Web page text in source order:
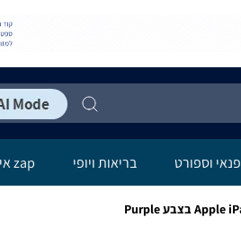
פנאי וספורט בריאות ויופי zap אילת